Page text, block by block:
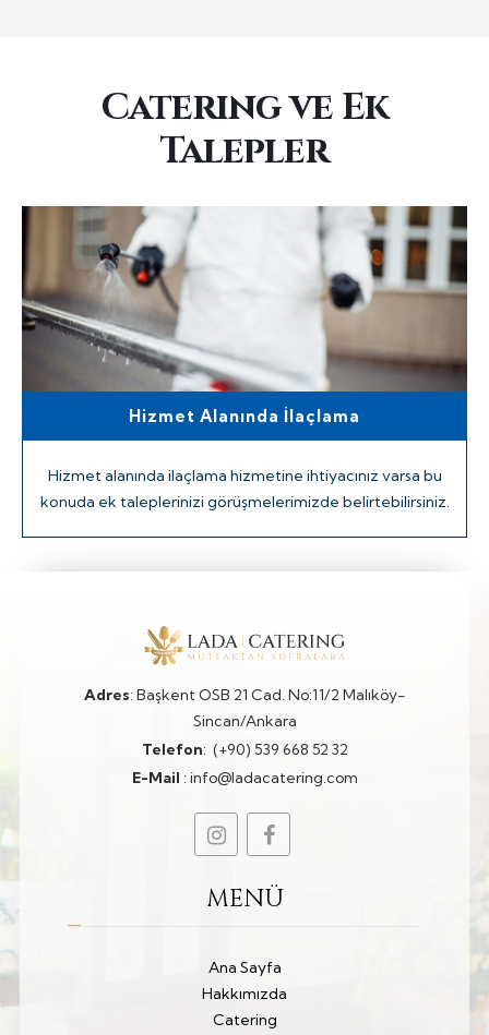
Caterıng ve Ek
Talepler
Etkinlik Öncesi Temizlik
Catering hizmeti verilecek alanında temizliğinin
sağlanması ve hijyen ortamının sağlanması için ek
Adres: Başkent OSB 21 Cad. No:11/2 Malıköy-
Sincan/Ankara
Telefon: (+90) 539 668 52 32
E-Mail :info@ladacatering.com
MENÜ
Ana Sayfa
Hakkımızda
Catering